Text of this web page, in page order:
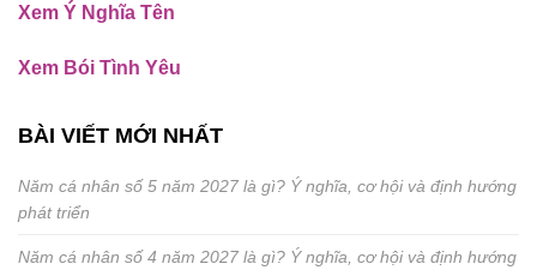
Xem Ý Nghĩa Tên
Xem Bói Tình Yêu
BÀI VIẾT MỚI NHẤT
Năm cá nhân số 5 năm 2027 là gì? Ý nghĩa, cơ hội và định hướng
phát triển
Năm cá nhân số 4 năm 2027 là gì? Ý nghĩa, cơ hội và định hướng